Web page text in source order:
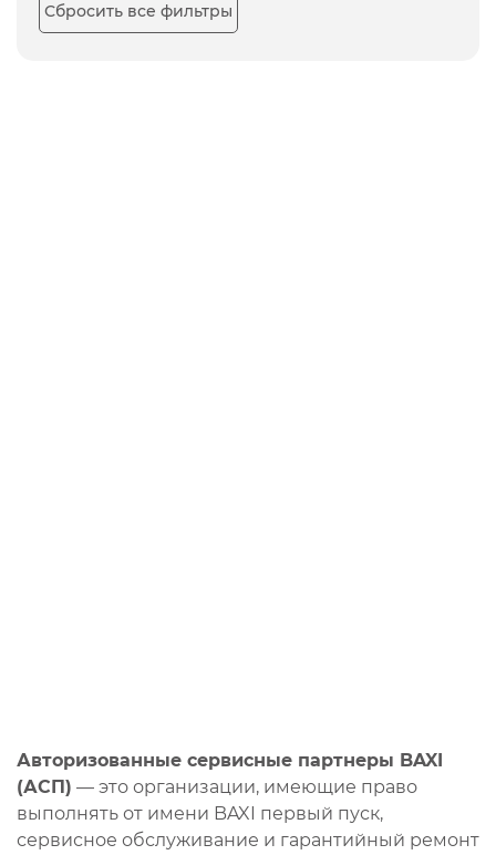
Сбросить все фильтры
Авторизованные сервисные партнеры BAXI
(АСП) — это организации, имеющие право
выполнять от имени BAXI первый пуск,
сервисное обслуживание и гарантийный ремонт